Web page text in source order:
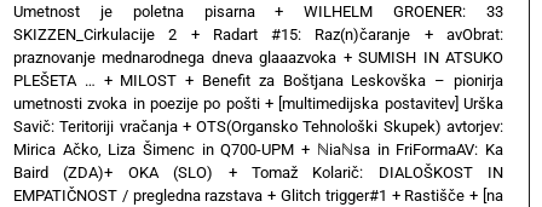
Umetnost je poletna pisarna+WILHELM GROENER: 33
SKIZZEN_Cirkulacije 2 + Radart #15: Raz(n)čaranje +avObrat:
praznovanje mednarodnega dneva glaaazvoka +SUMISH IN ATSUKO
PLEŠETA … + MILOST + Benefit za Boštjana Leskovška – pionirja
umetnosti zvoka in poezije po pošti+ [multimedijska postavitev] Urška
Savič: Teritoriji vračanja+OTS(Organsko Tehnološki Skupek) avtorjev:
Mirica Ačko, Liza Šimenc in Q700-UPM + ℕiaℕsa in FriFormaAV: Ka
Baird (ZDA)+ OKA (SLO) + Tomaž Kolarič: DIALOŠKOST IN
EMPATIČNOST / pregledna razstava +Glitch trigger#1 + Rastišče + [na